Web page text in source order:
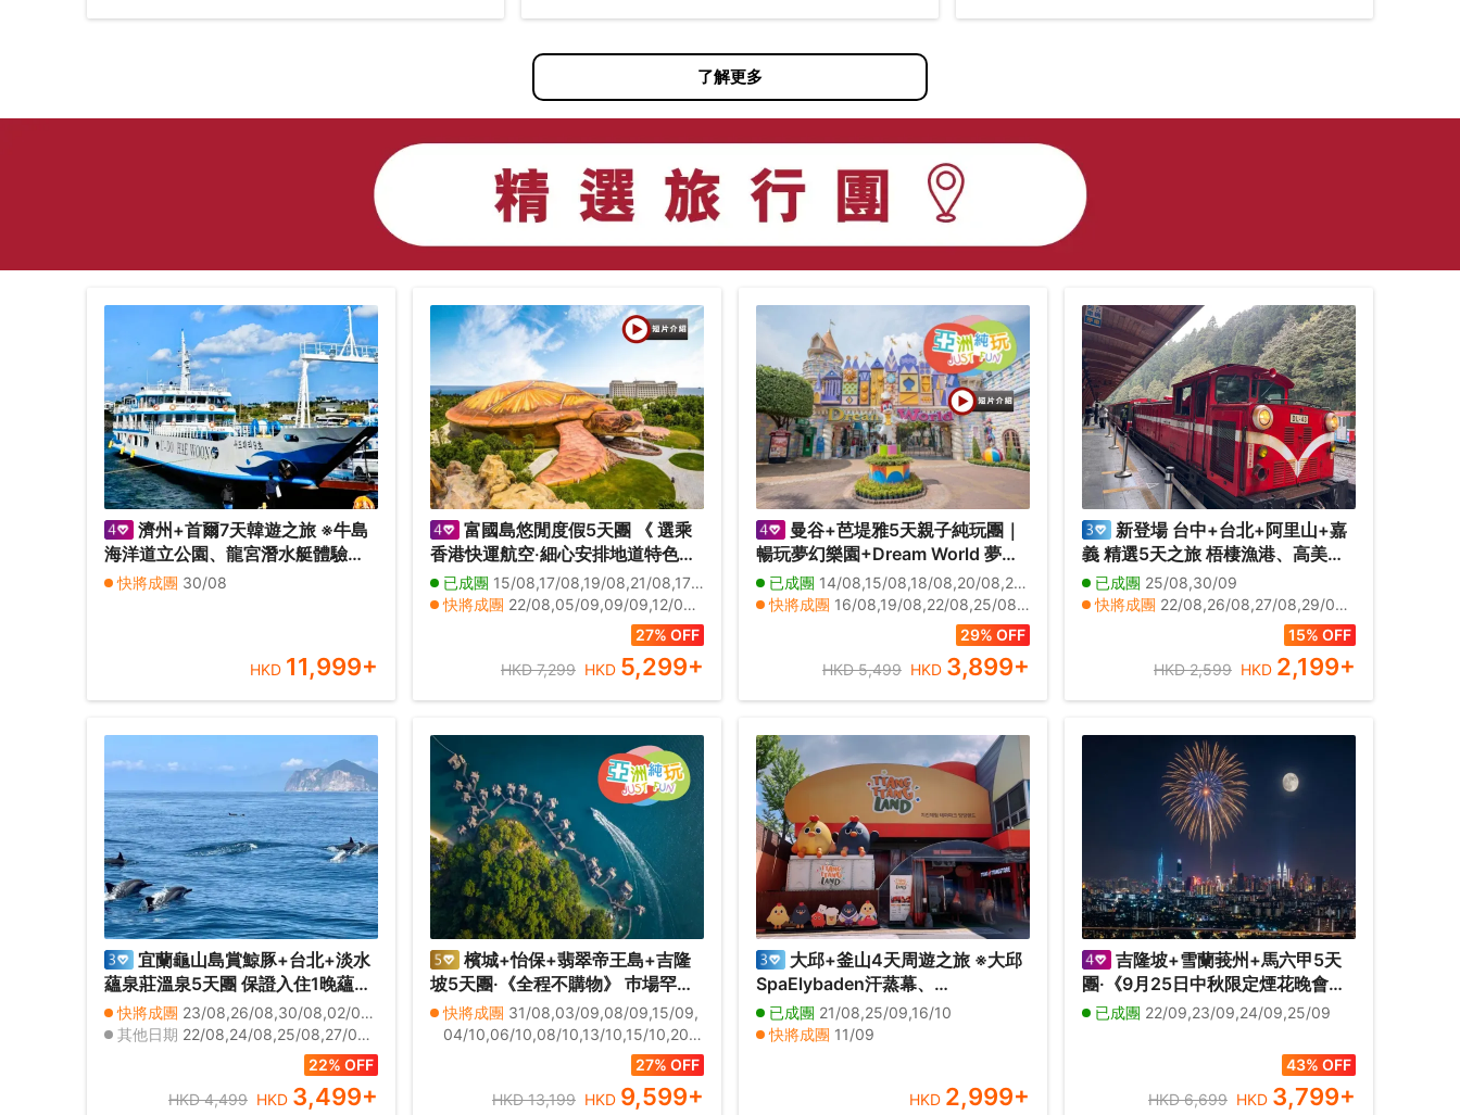
了解更多
濟州+首爾7天韓遊之旅 ※牛島
海洋道立公園、龍宮潛水艇體驗、
金京淑向日葵農場、Kidzania兒童
快將成團 30/08
HKD 11,999+
富國島悠閒度假5天團 《 選乘
香港快運航空‧細心安排地道特色越
南美食 》
已成團 15/08,17/08,19/08,21/08,17/10
快將成團 22/08,05/09,09/09,12/09,16/09,19/09,23/09,26/09,07/10,10/10,14/10,21/10,24/10,28/10,31/10,06/11,13/11,20/11,27/11,11/12
27% OFF
HKD 7,299 HKD 5,299+
曼谷+芭堤雅5天親子純玩團｜
暢玩夢幻樂園+Dream World 夢幻
真雪城｜提升入住2晚芭堤雅
Centre Point Prime Pattaya
Deluxe Premier及暢玩夏威夷式水
已成團 14/08,15/08,18/08,20/08,24/08
快將成團 16/08,19/08,22/08,25/08,26/08,27/08,28/08,29/08,30/08,31/08,01/09,02/09,04/09,05/09,06/09,07/09,08/09,09/09,10/09,11/09
25/10,27/10,29/10,01/11,03/11,05/11,08/11,10/11,12/11,15/11,17/11,19/11,22/11,24/11,26/11,29/11,01/12,03/12,06/12,08/12
29% OFF
HKD 5,499 HKD 3,899+
新登場 台中+台北+阿里山+嘉
義 精選5天之旅 梧棲漁港、高美濕
地、高美燈塔、阿里山森林風景(重
本安排小火車 )、苗栗百變影城、十
分瀑布、十分老街祈福天燈
已成團 25/08,30/09
快將成團 22/08,26/08,27/08,29/08,01/09,02/09,03/09,05/09,08/09,09/09,10/09,12/09,15/09,16/09,17/09,19/09,22/09,24/09,28/09,29/09
23/08,24/08,28/08,30/08,31/08,04/09,06/09,07/09,11/09,13/09,14/09,18/09,20/09,21/09,23/09,25/09,26/09,27/09,01/10,02/10
15% OFF
HKD 2,599 HKD 2,199+
宜蘭龜山島賞鯨豚+台北+淡水
蘊泉莊溫泉5天團 保證入住1晚蘊泉
庄溫泉酒店(私人溫泉客房)、幾米廣
場、羅東夜市、羅東林業文化園
區、蘭陽博物館(外觀)、八里左岸
快將成團 23/08,26/08,30/08,02/09,07/09,09/09,15/09,16/09,20/09,23/09,30/09,04/10,18/10,20/10,26/10
其他日期 22/08,24/08,25/08,27/08,28/08,29/08,31/08,01/09,03/09,04/09,05/09,06/09,08/09,10/09,11/09,12/09,13/09,14/09,17/09,18/09
22% OFF
HKD 4,499 HKD 3,499+
檳城+怡保+翡翠帝王島+吉隆
坡5天團·《全程不購物》 巿場罕有
２晚 翡翠帝王島 Garden Villa 包
SPA 、吉隆坡五星級巿中心EQ酒店
包頂層酒吧近觀雙子塔夜景、獨家
山頂夜景餐廳享用晚餐＋新派肉骨
茶+果木煙燻甘榜雞
快將成團 31/08,03/09,08/09,15/09,
04/10,06/10,08/10,13/10,15/10,20/1
0,22/10,27/10,29/10,03/11,05/11,10/
27% OFF
HKD 13,199 HKD 9,599+
大邱+釜山4天周遊之旅 ※大邱
SpaElybaden汗蒸幕、
TtangTtangLand炸雞體驗 ※釜山
海月天空步道+青沙浦紅白燈塔、海
已成團 21/08,25/09,16/10
快將成團 11/09
HKD 2,999+
吉隆坡+雪蘭莪州+馬六甲5天
團·《9月25日中秋限定煙花晚會：
9月22-25日出發》【永安獨家】全
會、瓜拉雪蘭莪 (欣賞海洋奇觀【藍
眼淚】及螢火蟲)、適耕莊【欣賞稻
田景色】
已成團 22/09,23/09,24/09,25/09
43% OFF
HKD 6,699 HKD 3,799+